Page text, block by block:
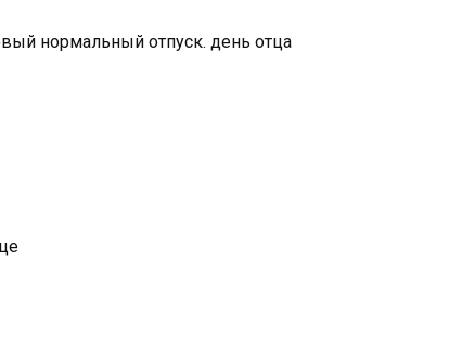
нормальный отпуск. день отца